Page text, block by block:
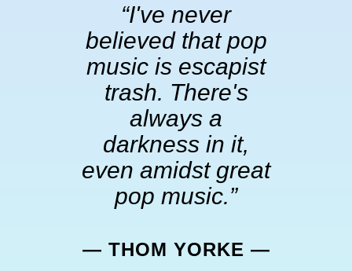
“I've never
believed that pop
music is escapist
trash. There's
always a
darkness in it,
even amidst great
pop music.”
— THOM YORKE —